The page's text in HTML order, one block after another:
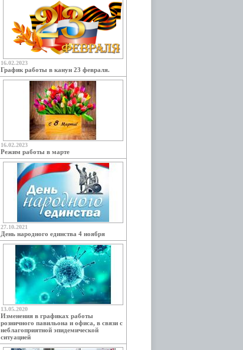
16.02.2023
График работы в канун 23 февраля.
16.02.2023
Режим работы в марте
27.10.2021
День народного единства 4 ноября
13.05.2020
Изменения в графиках работы
розничного павильона и офиса, в связи с
неблагоприятной эпидемической
ситуацией